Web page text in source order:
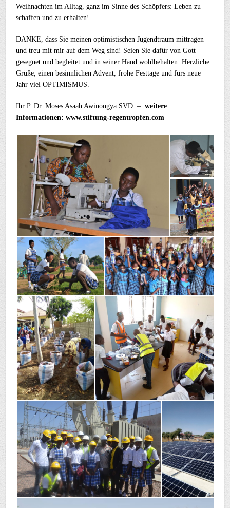
Weihnachten im Alltag, ganz im Sinne des Schöpfers: Leben zu
schaffen und zu erhalten!
DANKE, dass Sie meinen optimistischen Jugendtraum mittragen
und treu mit mir auf dem Weg sind! Seien Sie dafür von Gott
gesegnet und begleitet und in seiner Hand wohlbehalten. Herzliche
Grüße, einen besinnlichen Advent, frohe Festtage und fürs neue
Jahr viel OPTIMISMUS.
Ihr P. Dr. Moses Asaah Awinongya SVD –weitere
Informationen: www.stiftung-regentropfen.com